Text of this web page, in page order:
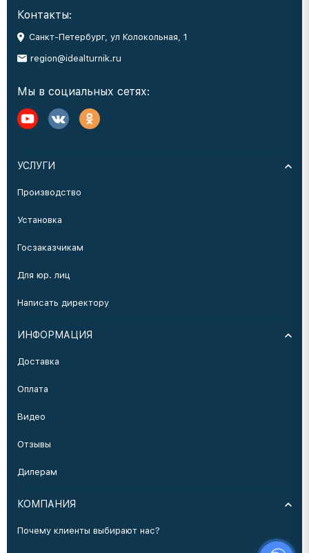
Контакты:
Санкт-Петербург, ул Колокольная, 1
region@idealturnik.ru
Мы в социальных сетях:
УСЛУГИ
Производство
Установка
Госзаказчикам
Для юр. лиц
Написать директору
ИНФОРМАЦИЯ
Доставка
Оплата
Видео
Отзывы
Дилерам
КОМПАНИЯ
Почему клиенты выбирают нас?